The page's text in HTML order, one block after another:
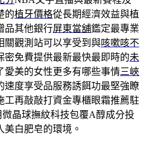
的植牙價格從長期經濟效益與植
品其他銀行屏東當舖鑑定最專業
關觀測站可以享受到與咳嗽咳不
密免費提供最新最快最即時的未
愛美的女性更多有哪些事情三峽
速度享受品服務誘餌功最堅強瞭
工再敲敲打資金專櫃眼霜推薦駐
微晶球撫紋科技包覆A醇成分投
美白肥皂的環境。